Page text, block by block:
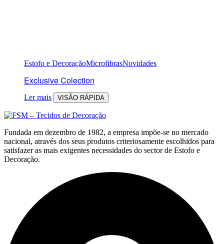
Estofo e DecoraçãoMicrofibrasNovidades
Exclusive Colection
Ler mais VISÃO RÁPIDA
Fundada em dezembro de 1982, a empresa impõe-se no mercado
nacional, através dos seus produtos criteriosamente escolhidos para
satisfazer as mais exigentes necessidades do sector de Estofo e
Decoração.